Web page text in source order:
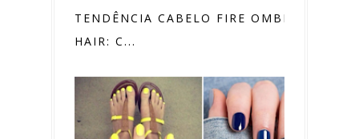
TENDÊNCIA CABELO FIRE OMBRÉ
HAIR: C...